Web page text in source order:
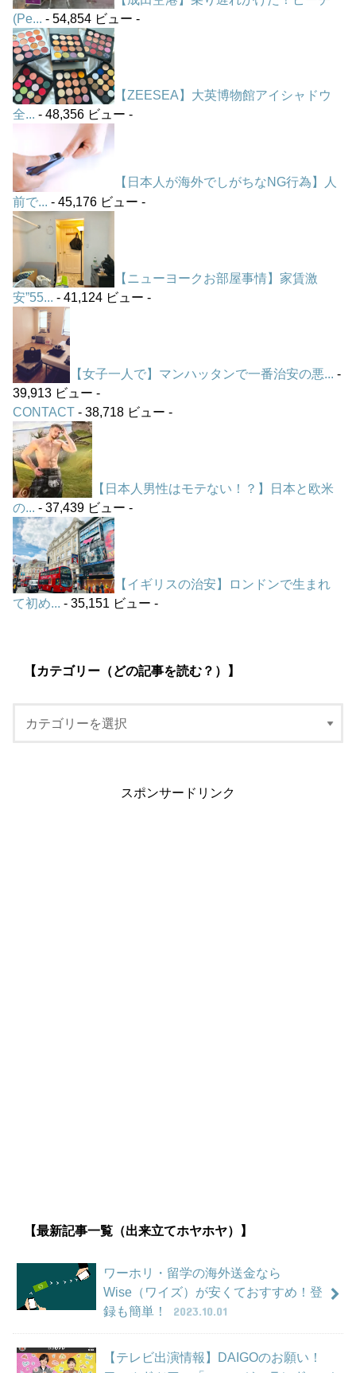
(Pe... - 54,854 ビュー -
【ZEESEA】大英博物館アイシャドウ
全... - 48,356 ビュー -
【日本人が海外でしがちなNG行為】人
前で... - 45,176 ビュー -
【ニューヨークお部屋事情】家賃激
安”55... - 41,124 ビュー -
【女子一人で】マンハッタンで一番治安の悪... -
39,913 ビュー -
CONTACT - 38,718 ビュー -
【日本人男性はモテない！？】日本と欧米
の... - 37,439 ビュー -
【イギリスの治安】ロンドンで生まれ
て初め... - 35,151 ビュー -
【カテゴリー（どの記事を読む？）】
スポンサードリンク
【最新記事一覧（出来立てホヤホヤ）】
ワーホリ・留学の海外送金なら
Wise（ワイズ）が安くておすすめ！登
録も簡単！
2023.10.01
【テレビ出演情報】DAIGOのお願い！